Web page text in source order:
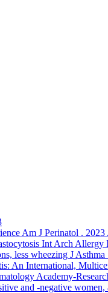
Am J Perinatol . 2023
Int Arch
less wheezing J
An International,
Academy-
and -negative women,